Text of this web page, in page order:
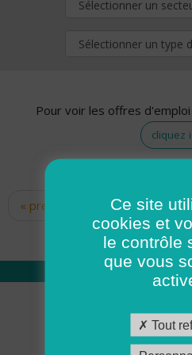
Pour voir les offres
cliquez
Pages
« premier ‹ précédent
14 15
Qui
Académie
Ce site
cookies et
le contrôle
que vous
Tout